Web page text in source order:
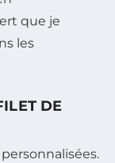
que je
les
DE